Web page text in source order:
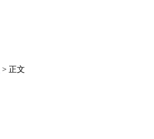
> 正文